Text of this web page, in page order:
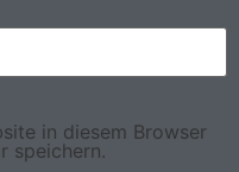
in diesem Browser
speichern.